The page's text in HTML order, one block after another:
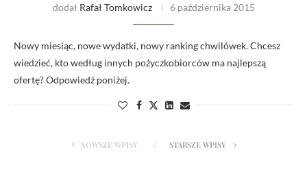
dodał Rafał Tomkowicz 6 października 2015
Nowy miesiąc, nowe wydatki, nowy ranking chwilówek. Chcesz
wiedzieć, kto według innych pożyczkobiorców ma najlepszą
ofertę? Odpowiedź poniżej.
NOWSZE WPISY STARSZE WPISY